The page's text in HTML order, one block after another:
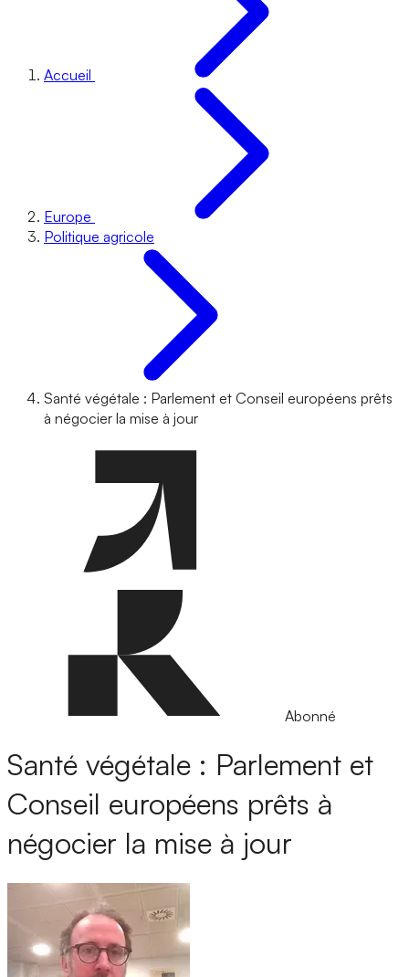
Accueil
Europe
Politique agricole
Santé végétale : Parlement et Conseil européens prêts
à négocier la mise à jour
Abonné
Santé végétale : Parlement et
Conseil européens prêts à
négocier la mise à jour